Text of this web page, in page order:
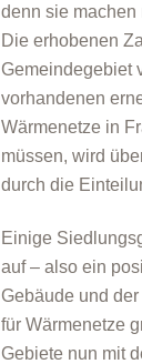
denn sie machen
Die erhobenen
Gemeindegebiet
vorhandenen
Wärmenetze in
müssen, wird
durch die
Einige
auf – also ein
Gebäude und
für Wärmenetze
Gebiete nun mit